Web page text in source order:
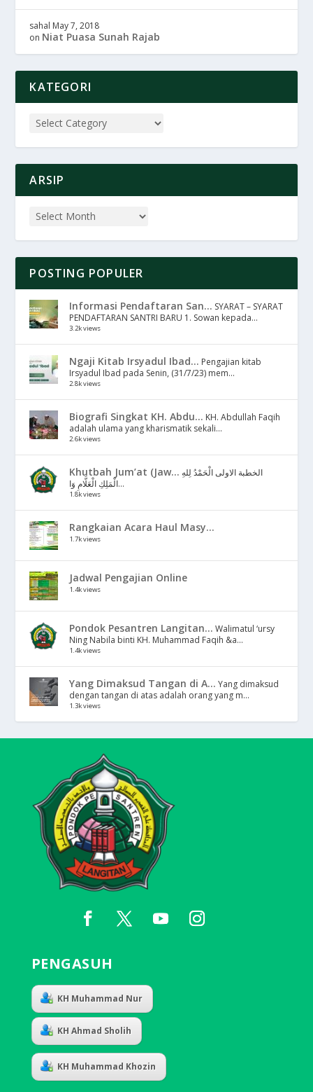
sahal May 7, 2018
on Niat Puasa Sunah Rajab
KATEGORI
ARSIP
POSTING POPULER
Informasi Pendaftaran San... SYARAT – SYARAT
PENDAFTARAN SANTRI BARU 1. Sowan kepada...
3.2k views
Ngaji Kitab Irsyadul Ibad... Pengajian kitab
Irsyadul Ibad pada Senin, (31/7/23) mem...
2.8k views
Biografi Singkat KH. Abdu... KH. Abdullah Faqih
adalah ulama yang kharismatik sekali...
2.6k views
Khutbah Jum’at (Jaw... الخطبة الاولى الْحَمْدُ لِلهِ
الْمَلِكِ الْعَلَّامِ وَا...
1.8k views
Rangkaian Acara Haul Masy...
1.7k views
Jadwal Pengajian Online
1.4k views
Pondok Pesantren Langitan... Walimatul ‘ursy
Ning Nabila binti KH. Muhammad Faqih &a...
1.4k views
Yang Dimaksud Tangan di A... Yang dimaksud
dengan tangan di atas adalah orang yang m...
1.3k views
PENGASUH
KH Muhammad Nur
KH Ahmad Sholih
KH Muhammad Khozin